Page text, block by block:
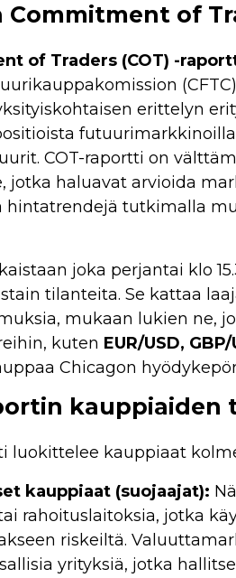
Commitment of
of Traders (COT) -
erittelyn
COT-raportti on
jotka haluavat arvioida
hintatrendejä tutkimalla
​​joka perjantai klo
tilanteita. Se kattaa
mukaan lukien ne,
kuten EUR/USD, GBP/
Chicagon
kauppiaiden
luokittelee kauppiaat
kauppiaat (suojaajat):
rahoituslaitoksia, jotka
riskeiltä.
yrityksiä, jotka